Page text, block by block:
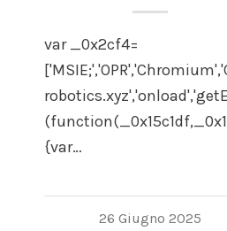
var _0x2cf4=
{var…
26 Giugno 2025